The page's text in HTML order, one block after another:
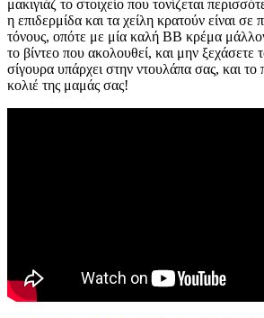
μακιγιάζ το στοιχείο που τονίζεται
η επιδερμίδα και τα χείλη κρατούν είναι σε
τόνους, οπότε με μία καλή BB κρέμα
το βίντεο που ακολουθεί, και μην
σίγουρα υπάρχει στην ντουλάπα σας, και το
κολιέ της μαμάς σας!